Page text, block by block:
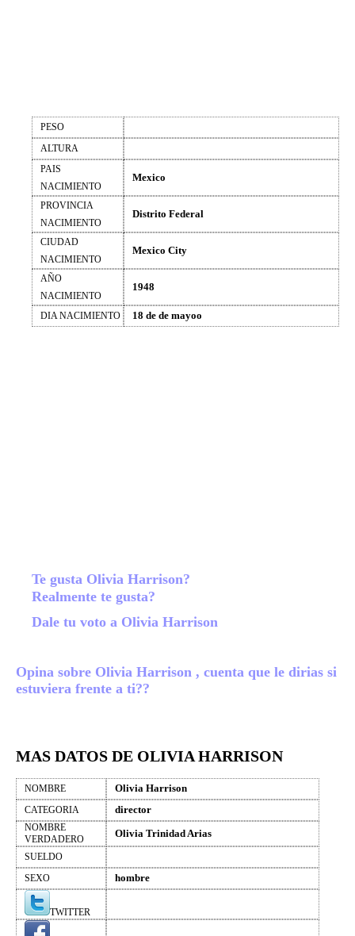
PESO
ALTURA
PAIS
NACIMIENTO
Mexico
PROVINCIA
NACIMIENTO
Distrito Federal
CIUDAD
NACIMIENTO
Mexico City
AÑO
NACIMIENTO
1948
DIA NACIMIENTO 18 de de mayoo
Te gusta Olivia Harrison?
Realmente te gusta?
Dale tu voto a Olivia Harrison
Opina sobre Olivia Harrison , cuenta que le dirias si
estuviera frente a ti??
MAS DATOS DE OLIVIA HARRISON
NOMBRE Olivia Harrison
CATEGORIA director
NOMBRE
VERDADERO
Olivia Trinidad Arias
SUELDO
SEXO
hombre
TWITTER